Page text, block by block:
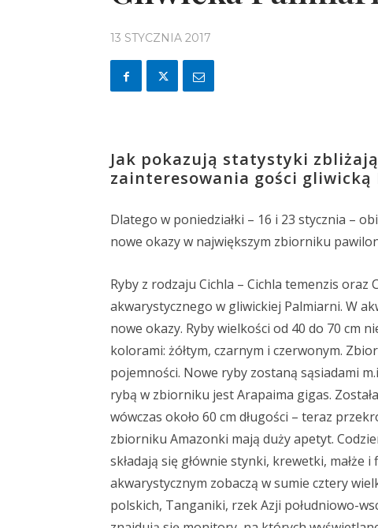
13 STYCZNIA 2017
Jak pokazują statystyki
zainteresowania gości gliwicką
Dlatego w poniedziałki – 16 i 23 stycznia –
nowe okazy w największym zbiorniku
Ryby z rodzaju Cichla – Cichla temenzis
akwarystycznego w gliwickiej Palmiarni. W
nowe okazy. Ryby wielkości od 40 do 70 cm
kolorami: żółtym, czarnym i czerwonym.
pojemności. Nowe ryby zostaną sąsiadami
rybą w zbiorniku jest Arapaima gigas.
wówczas około 60 cm długości – teraz
zbiorniku Amazonki mają duży apetyt.
składają się głównie stynki, krewetki,
akwarystycznym zobaczą w sumie cztery
polskich, Tanganiki, rzek Azji południowo-